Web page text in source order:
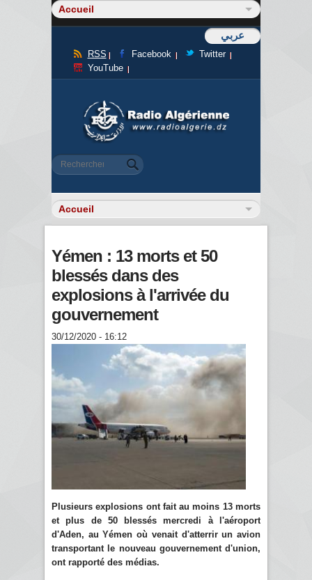
عربي
RSS Facebook
Twitter
YouTube
Formulaire de recherche
Rechercher
Yémen : 13 morts et 50
blessés dans des
explosions à l'arrivée du
gouvernement
30/12/2020 - 16:12
Plusieurs explosions ont fait au moins 13 morts
et plus de 50 blessés mercredi à l'aéroport
d'Aden, au Yémen où venait d'atterrir un avion
transportant le nouveau gouvernement d'union,
ont rapporté des médias.